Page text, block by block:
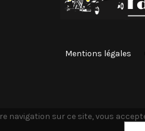
Mentions légales
navigation sur ce site, vous